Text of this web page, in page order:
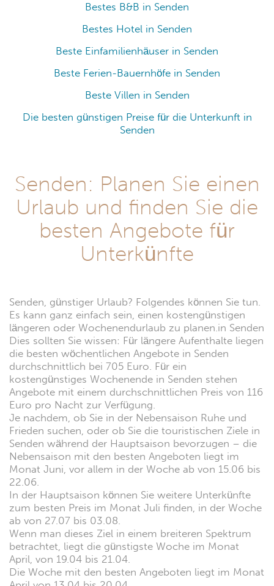
Bestes B&B in Senden
Bestes Hotel in Senden
Beste Einfamilienhäuser in Senden
Beste Ferien-Bauernhöfe in Senden
Beste Villen in Senden
Die besten günstigen Preise für die Unterkunft in
Senden
Senden: Planen Sie einen
Urlaub und finden Sie die
besten Angebote für
Unterkünfte
Senden, günstiger Urlaub? Folgendes können Sie tun.
Es kann ganz einfach sein, einen kostengünstigen
längeren oder Wochenendurlaub zu planen.in Senden
Dies sollten Sie wissen: Für längere Aufenthalte liegen
die besten wöchentlichen Angebote in Senden
durchschnittlich bei 705 Euro. Für ein
kostengünstiges Wochenende in Senden stehen
Angebote mit einem durchschnittlichen Preis von 116
Euro pro Nacht zur Verfügung.
Je nachdem, ob Sie in der Nebensaison Ruhe und
Frieden suchen, oder ob Sie die touristischen Ziele in
Senden während der Hauptsaison bevorzugen – die
Nebensaison mit den besten Angeboten liegt im
Monat Juni, vor allem in der Woche ab von 15.06 bis
22.06.
In der Hauptsaison können Sie weitere Unterkünfte
zum besten Preis im Monat Juli finden, in der Woche
ab von 27.07 bis 03.08.
Wenn man dieses Ziel in einem breiteren Spektrum
betrachtet, liegt die günstigste Woche im Monat
April, von 19.04 bis 21.04.
Die Woche mit den besten Angeboten liegt im Monat